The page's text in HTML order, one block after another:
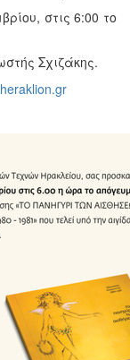
στις 6:00 το
Σχιζάκης.